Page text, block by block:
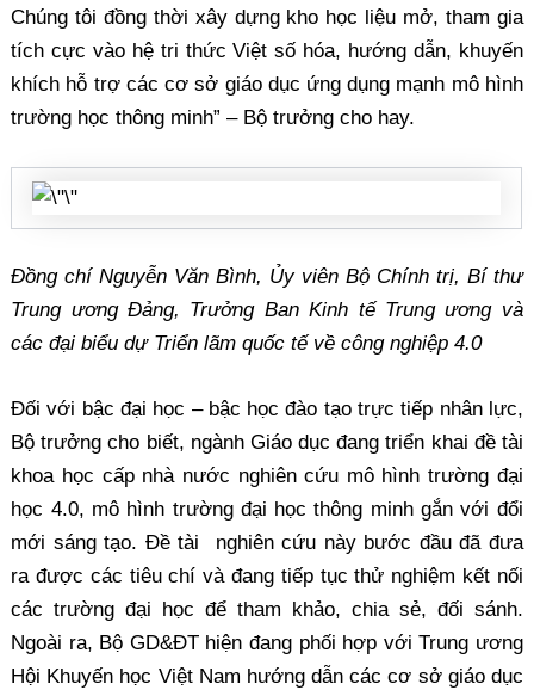
Chúng tôi đồng thời xây dựng kho học liệu mở, tham gia
tích cực vào hệ tri thức Việt số hóa, hướng dẫn, khuyến
khích hỗ trợ các cơ sở giáo dục ứng dụng mạnh mô hình
trường học thông minh” – Bộ trưởng cho hay.
Đồng chí Nguyễn Văn Bình, Ủy viên Bộ Chính trị, Bí thư
Trung ương Đảng, Trưởng Ban Kinh tế Trung ươngvà
các đại biểu dự Triển lãm quốc tế về công nghiệp 4.0
Đối với bậc đại học – bậc học đào tạo trực tiếp nhân lực,
Bộ trưởng cho biết, ngành Giáo dục đang triển khai đề tài
khoa học cấp nhà nước nghiên cứu mô hình trường đại
học 4.0, mô hình trường đại học thông minh gắn với đổi
mới sáng tạo. Đề tài nghiên cứu này bước đầu đã đưa
ra được các tiêu chí và đang tiếp tục thử nghiệm kết nối
các trường đại học để tham khảo, chia sẻ, đối sánh.
Ngoài ra, Bộ GD&ĐT hiện đang phối hợp với Trung ương
Hội Khuyến học Việt Nam hướng dẫn các cơ sở giáo dục